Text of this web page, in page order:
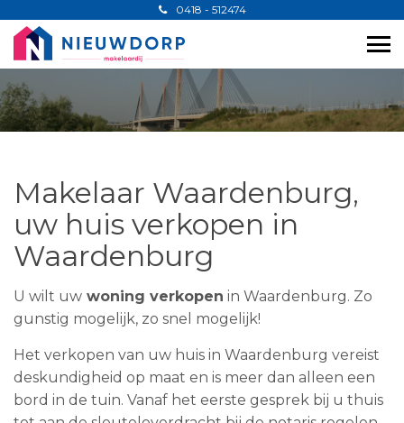
0418 - 512474
Makelaar Waardenburg,
uw huis verkopen in
Waardenburg
U wilt uw woning verkopen in Waardenburg. Zo
gunstig mogelijk, zo snel mogelijk!
Het verkopen van uw huis in Waardenburg vereist
deskundigheid op maat en is meer dan alleen een
bord in de tuin. Vanaf het eerste gesprek bij u thuis